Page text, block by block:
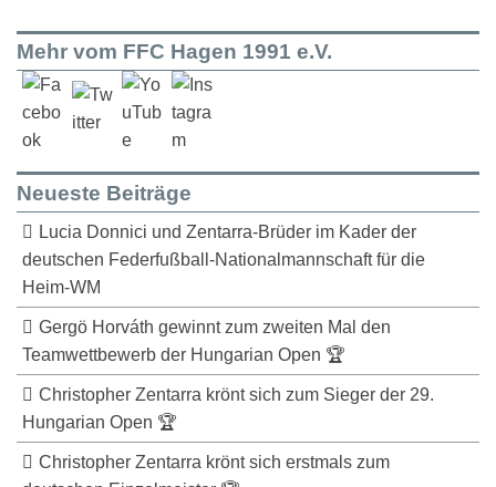
Mehr vom FFC Hagen 1991 e.V.
Neueste Beiträge
Lucia Donnici und Zentarra-Brüder im Kader der
deutschen Federfußball-Nationalmannschaft für die
Heim-WM
Gergö Horváth gewinnt zum zweiten Mal den
Teamwettbewerb der Hungarian Open 🏆
Christopher Zentarra krönt sich zum Sieger der 29.
Hungarian Open 🏆
Christopher Zentarra krönt sich erstmals zum